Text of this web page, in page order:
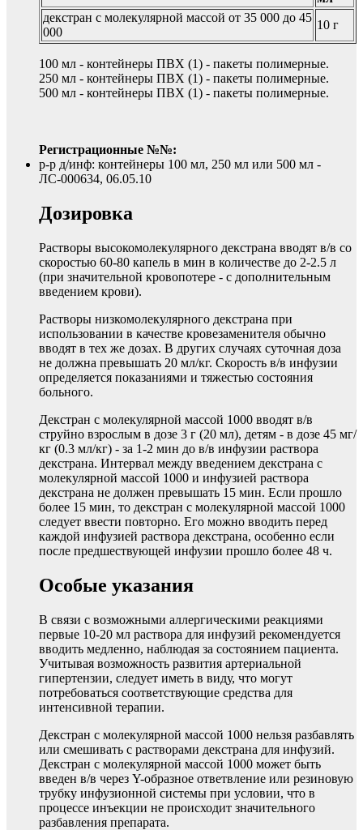
декстран с молекулярной массой от 35 000 до 45
000
10 г
100 мл - контейнеры ПВХ (1) - пакеты полимерные.
250 мл - контейнеры ПВХ (1) - пакеты полимерные.
500 мл - контейнеры ПВХ (1) - пакеты полимерные.
Регистрационные №№:
р-р д/инф: контейнеры 100 мл, 250 мл или 500 мл -
ЛС-000634, 06.05.10
Дозировка
Растворы высокомолекулярного декстрана вводят в/в со
скоростью 60-80 капель в мин в количестве до 2-2.5 л
(при значительной кровопотере - с дополнительным
введением крови).
Растворы низкомолекулярного декстрана при
использовании в качестве кровезаменителя обычно
вводят в тех же дозах. В других случаях суточная доза
не должна превышать 20 мл/кг. Скорость в/в инфузии
определяется показаниями и тяжестью состояния
больного.
Декстран с молекулярной массой 1000 вводят в/в
струйно взрослым в дозе 3 г (20 мл), детям - в дозе 45 мг/
кг (0.3 мл/кг) - за 1-2 мин до в/в инфузии раствора
декстрана. Интервал между введением декстрана с
молекулярной массой 1000 и инфузией раствора
декстрана не должен превышать 15 мин. Если прошло
более 15 мин, то декстран с молекулярной массой 1000
следует ввести повторно. Его можно вводить перед
каждой инфузией раствора декстрана, особенно если
после предшествующей инфузии прошло более 48 ч.
Особые указания
В связи с возможными аллергическими реакциями
первые 10-20 мл раствора для инфузий рекомендуется
вводить медленно, наблюдая за состоянием пациента.
Учитывая возможность развития артериальной
гипертензии, следует иметь в виду, что могут
потребоваться соответствующие средства для
интенсивной терапии.
Декстран с молекулярной массой 1000 нельзя разбавлять
или смешивать с растворами декстрана для инфузий.
Декстран с молекулярной массой 1000 может быть
введен в/в через Y-образное ответвление или резиновую
трубку инфузионной системы при условии, что в
процессе инъекции не происходит значительного
разбавления препарата.